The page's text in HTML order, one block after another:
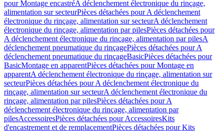
pour Montage encastréA déclenchement électronique du rinçage,
alimentation sur secteurPièces détachées pour A déclenchement
électronique du rinçage, alimentation sur secteurA déclenchement
électronique du rinçage, alimentation par pilesPièces détachées pour
A déclenchement électronique du rinçage, alimentation par pilesA
déclenchement pneumatique du rinçagePièces détachées pour A
déclenchement pneumatique du rinçageBasicPièces détachées pour
BasicMontage en apparentPièces détachées pour Montage en
apparentA déclenchement électronique du rinçage, alimentation sur
secteurPièces détachées pour A déclenchement électronique du
rinçage, alimentation sur secteurA déclenchement électronique du
rinçage, alimentation par pilesPièces détachées pour A
déclenchement électronique du rinçage, alimentation par
pilesAccessoiresPièces détachées pour AccessoiresKits
d'encastrement et de remplacementPièces détachées pour Kits